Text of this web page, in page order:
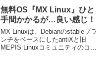
無料OS『MX Linux』ひと
手間かかるが…良い感じ！
MX Linuxは、Debianのstableブラ
ンチをベースにしたantiXと旧
MEPIS Linuxコミュニティのコラ